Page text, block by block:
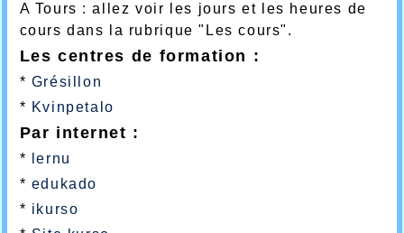
A Tours : allez voir les jours et les heures de
cours dans la rubrique "Les cours".
Les centres de formation :
* Grésillon
* Kvinpetalo
Par internet :
*
lernu
* edukado
* ikurso